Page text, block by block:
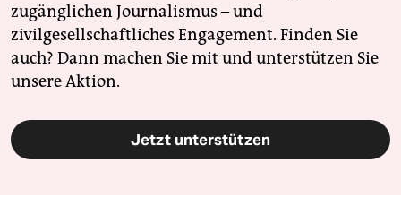
zugänglichen Journalismus – und
zivilgesellschaftliches Engagement. Finden Sie
auch? Dann machen Sie mit und unterstützen Sie
unsere Aktion.
Jetzt unterstützen